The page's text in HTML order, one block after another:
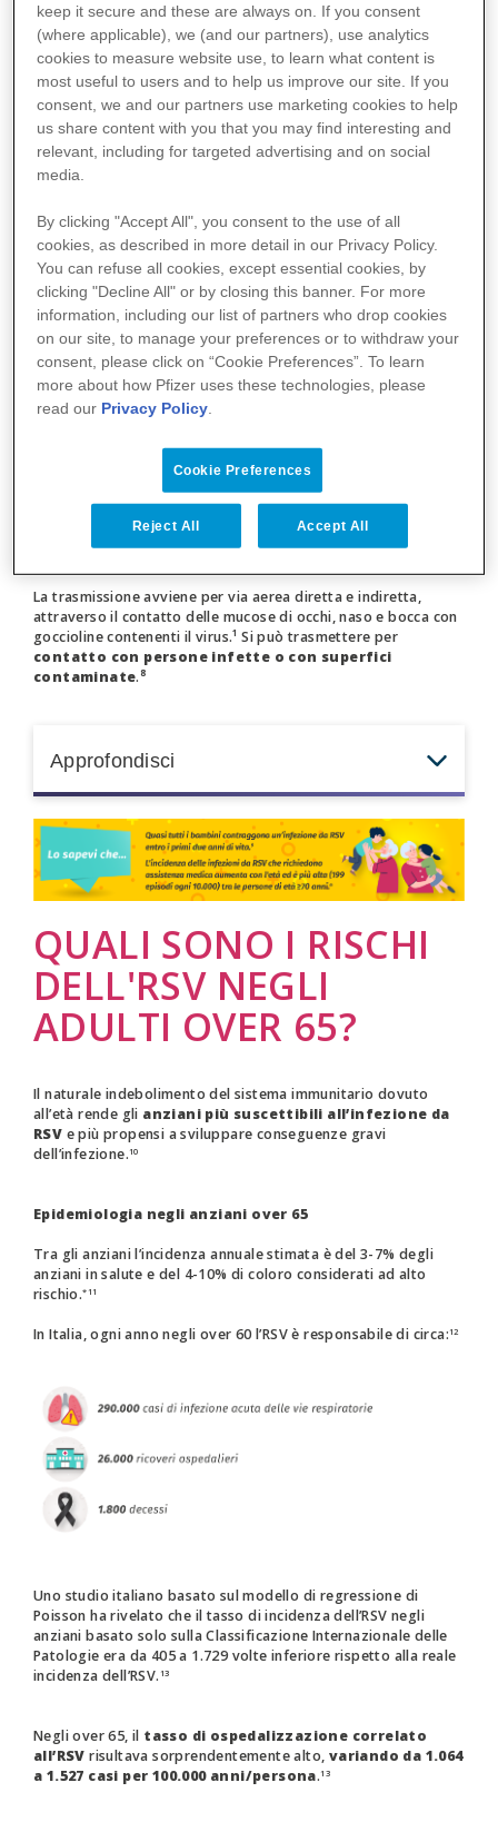
Approfondisci
L’RSV colpisce le vie aeree, come il naso, la gola e i
respiratori come quelli che provocano l’influenza
COVID-19.⁴ Tutti i virus respiratori causano infatti una
ILI, ovvero una “sindrome simil-influenzale”
caratterizzata da sintomi quali febbre, malessere,
spossatezza, mal di testa, dolori muscolari e sintomi
respiratori quali tosse, mal di gola e respiro
affannoso.⁵
Stagionalità
L’infezione da RSV presenta picchi annuali.⁶
Una maggiore
incidenza dell’RSV coincide solitamente con la
stagione influenzale, aumentando in autunno e
raggiungendo il picco durante l’inverno .⁷
COME SI TRASMETTE
L'RSV?
La trasmissione avviene per via aerea diretta e indiretta,
attraverso il contatto delle mucose di occhi, naso e bocca con
goccioline contenenti il virus.¹ Si può trasmettere per
contatto con persone infette o con superfici
contaminate.⁸
Approfondisci
Le persone infette da RSV sono in genere
contagiose per circa 3-8 giornimentre il periodo
di incubazione è di uno o due giorni.⁸ Tuttavia, neonati
possono continuare a diffondere il virus anche per
quattro settimane dopo la scomparsa dei sintomi.⁸
QUALI SONO I RISCHI
DELL'RSV NEGLI
ADULTI OVER 65?
Il naturale indebolimento del sistema immunitario dovuto
all’età rende gli anziani più suscettibili all’infezione da
RSV e più propensi a sviluppare conseguenze gravi
dell’infezione.10
Epidemiologia negli anziani over 65
Tra gli anziani l’incidenza annuale stimata è del 3-7% degli
anziani in salute e del 4-10% di coloro considerati ad alto
rischio.*11
In Italia, ogni anno negli over 60 l’RSV è responsabile di circa:12
Uno studio italiano basato sul modello di regressione di
Poisson ha rivelato che il tasso di incidenza dell’RSV negli
anziani basato solo sulla Classificazione Internazionale delle
Patologie era da 405 a 1.729 volte inferiore rispetto alla reale
incidenza dell’RSV. 13
Negli over 65, il tasso di ospedalizzazione correlato
all’RSV risultava sorprendentemente alto, variando da 1.064
a 1.527 casi per 100.000 anni/persona.13
keep it secure and these are always on. If you consent
(where applicable), we (and our partners), useanalytics
cookies to measure website use, to learn what content is
most useful to users and to help us improve our site. If you
consent, we and our partners use marketing cookies to help
us share content with you that you may find interesting and
relevant, including for targeted advertising and on social
media.
By clicking "Accept All", you consent to the use of all
cookies, as described in more detail in our Privacy Policy.
You can refuse all cookies, except essential cookies, by
clicking "Decline All" or by closing this banner. For more
information, including our list of partners who drop cookies
on our site, to manage your preferences or to withdraw your
consent, please click on “Cookie Preferences”. To learn
more about how Pfizer uses these technologies, please
read our Privacy Policy
Cookie Preferences
Reject All Accept All